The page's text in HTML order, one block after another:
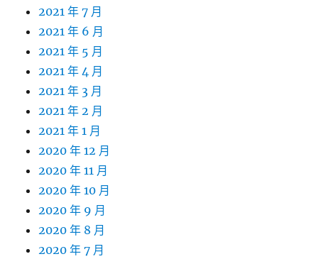
2021 年 7 月
2021 年 6 月
2021 年 5 月
2021 年 4 月
2021 年 3 月
2021 年 2 月
2021 年 1 月
2020 年 12 月
2020 年 11 月
2020 年 10 月
2020 年 9 月
2020 年 8 月
2020 年 7 月